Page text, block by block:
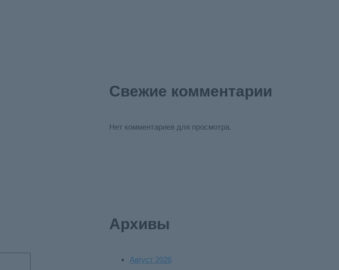
Свежие комментарии
Нет комментариев для просмотра.
Архивы
Август 2026